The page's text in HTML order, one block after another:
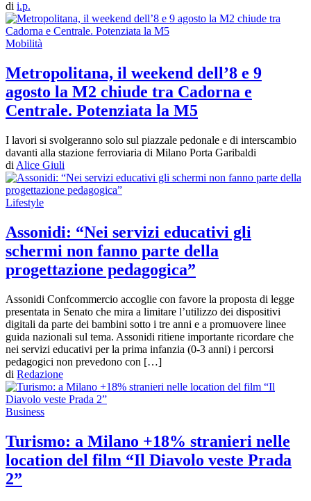
di i.p.
Mobilità
Metropolitana, il weekend dell’8 e 9
agosto la M2 chiude tra Cadorna e
Centrale. Potenziata la M5
I lavori si svolgeranno solo sul piazzale pedonale e di interscambio
davanti alla stazione ferroviaria di Milano Porta Garibaldi
di Alice Giuli
Lifestyle
Assonidi: “Nei servizi educativi gli
schermi non fanno parte della
progettazione pedagogica”
Assonidi Confcommercio accoglie con favore la proposta di legge
presentata in Senato che mira a limitare l’utilizzo dei dispositivi
digitali da parte dei bambini sotto i tre anni e a promuovere linee
guida nazionali sul tema. Assonidi ritiene importante ricordare che
nei servizi educativi per la prima infanzia (0-3 anni) i percorsi
pedagogici non prevedono con […]
di Redazione
Business
Turismo: a Milano +18% stranieri nelle
location del film “Il Diavolo veste Prada
2”